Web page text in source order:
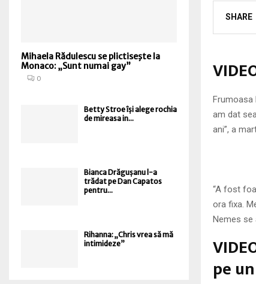
SHARE
Frumoasa
am dat
ani”, a
“A fost
ora fixa.
Nemes se
pe
Mihaela Rădulescu se plictiseşte la
Monaco: „Sunt numai gay”
0
Betty Stroe își alege rochia
de mireasa in...
Bianca Drăgușanu l-a
trădat pe Dan Capatos
pentru...
Rihanna: „Chris vrea să mă
intimideze”